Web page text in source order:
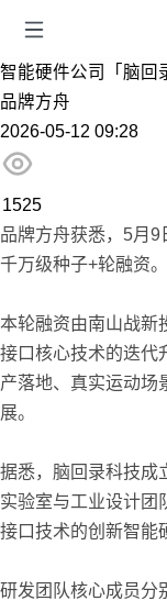
智能硬件公司「脑回
品牌方舟
2026-05-12 09:28
1525
品牌方舟获悉，5月
千万级种子+轮融资。
本轮融资由南山战新
接口核心技术的迭代
产落地、真实运动场
展。
据悉，脑回录科技成
实验室与工业设计团
接口技术的创新智能
研发团队核心成员分